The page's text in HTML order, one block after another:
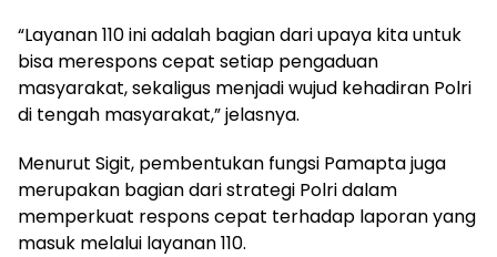
“Layanan 110 ini adalah bagian dari upaya kita untuk
bisa merespons cepat setiap pengaduan
masyarakat, sekaligus menjadi wujud kehadiran Polri
di tengah masyarakat,” jelasnya.
Menurut Sigit, pembentukan fungsi Pamapta juga
merupakan bagian dari strategi Polri dalam
memperkuat respons cepat terhadap laporan yang
masuk melalui layanan 110.